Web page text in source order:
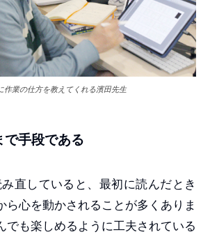
作業の仕方を教えてくれる濱田先生
で手段である
直していると、最初に読んだとき
ら心を動かされることが多くありま
でも楽しめるように工夫されている